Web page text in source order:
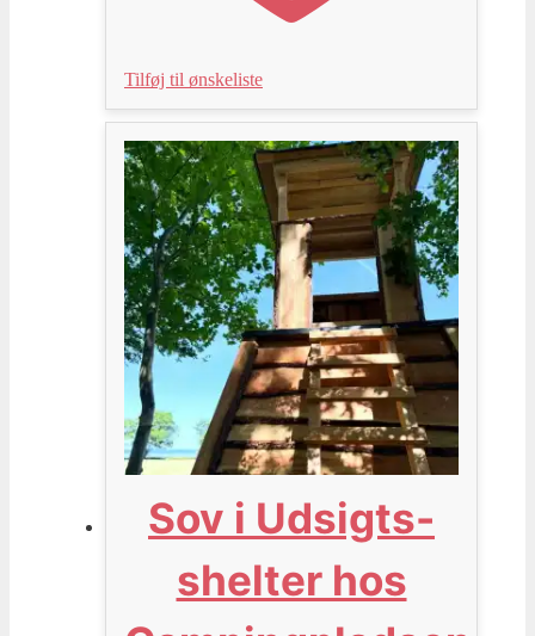
Tilføj til ønskeliste
Sov i Udsigts-
shelter hos